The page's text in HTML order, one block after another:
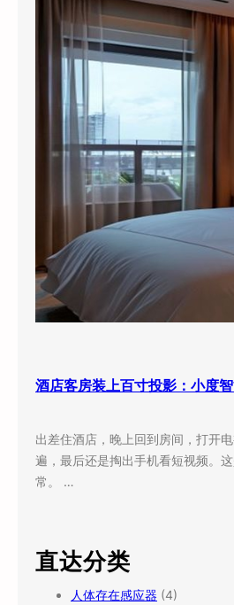
出差住酒店，晚上回到房间，打开
遍，最后还是掏出手机看短视频。
常。 …
直达分类
人体存在感应器 (4)